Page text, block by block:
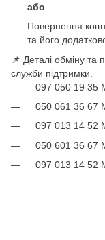
або
Повернення
та його
📌 Деталі обміну
служби підтримки.
097 050 19 35
050 061 36 67
097 013 14 52
050 601 36 67
097 013 14 52